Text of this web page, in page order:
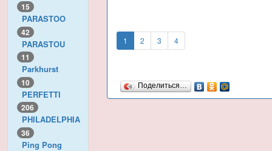
15
PARASTOO
42
PARASTOU
11
Parkhurst
10
PERFETTI
206
PHILADELPHIA
36
Ping Pong
1 2 3 4
Поделиться…